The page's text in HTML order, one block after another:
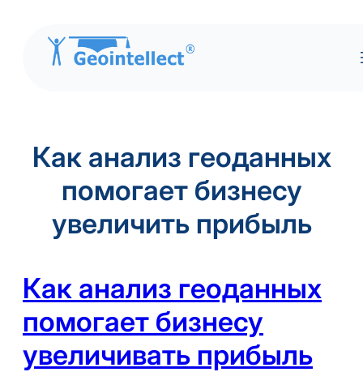
содержимому
Как анализ геоданных
помогает бизнесу
увеличить прибыль
Как анализ геоданных
помогает бизнесу
увеличивать прибыль